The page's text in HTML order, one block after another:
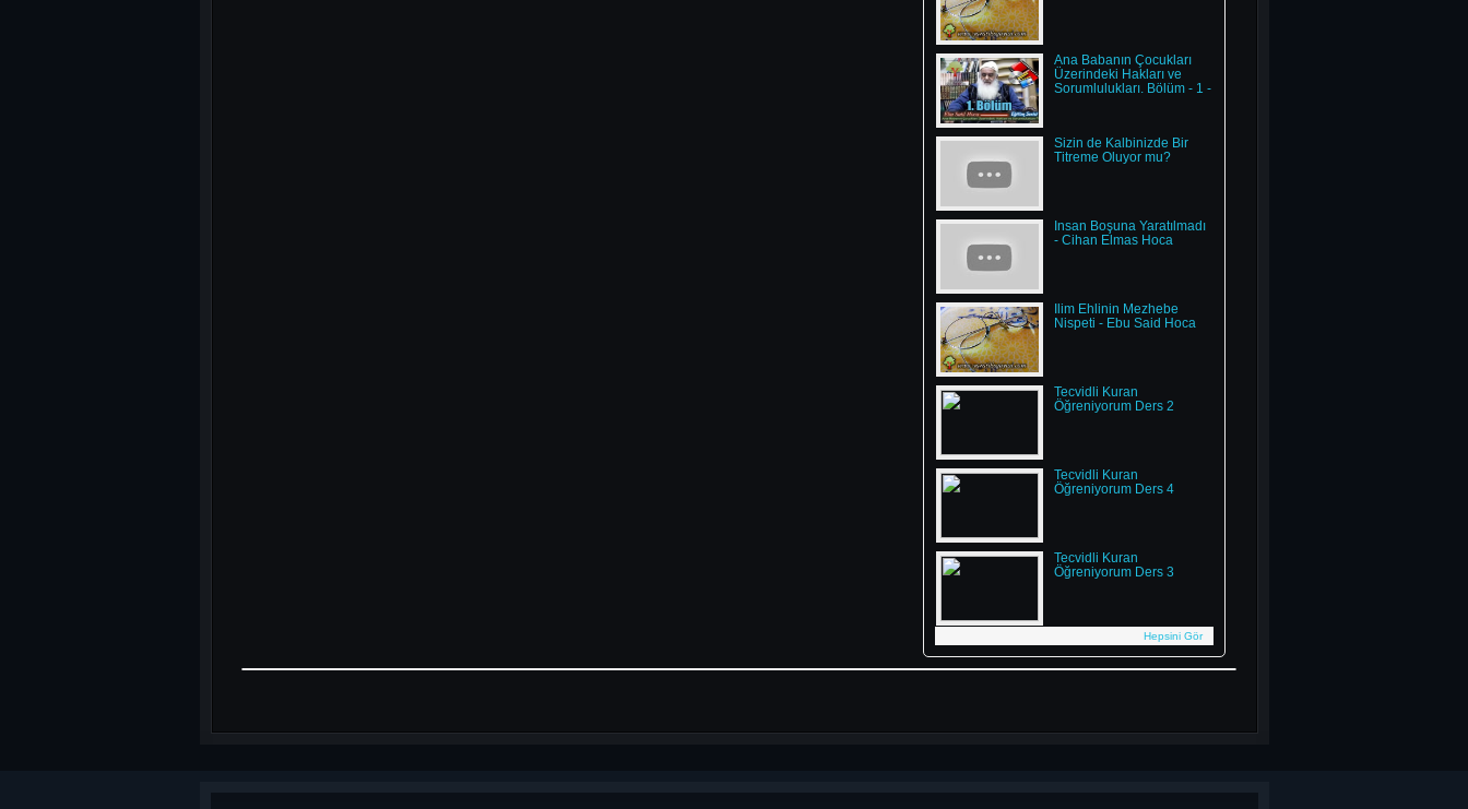
Ana Babanın Çocukları
Üzerindeki Hakları ve
Sorumlulukları. Bölüm - 1 -
Sizin de Kalbinizde Bir
Titreme Oluyor mu?
İnsan Boşuna Yaratılmadı
- Cihan Elmas Hoca
İlim Ehlinin Mezhebe
Nispeti - Ebu Said Hoca
Tecvidli Kuran
Öğreniyorum Ders 2
Tecvidli Kuran
Öğreniyorum Ders 4
Tecvidli Kuran
Öğreniyorum Ders 3
Hepsini Gör